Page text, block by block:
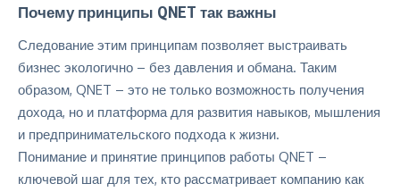
Почему принципы QNET так важны
Следование этим принципам позволяет выстраивать
бизнес экологично – без давления и обмана. Таким
образом, QNET – это не только возможность получения
дохода, но и платформа для развития навыков, мышления
и предпринимательского подхода к жизни.
Понимание и принятие принципов работы QNET –
ключевой шаг для тех, кто рассматривает компанию как